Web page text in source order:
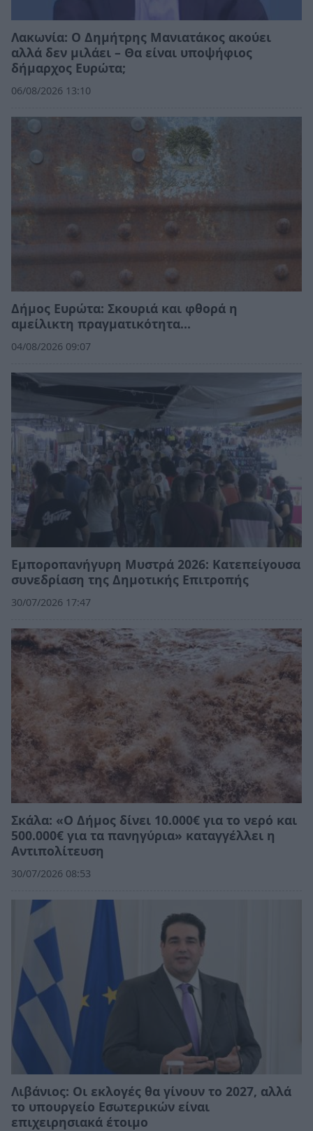
Λακωνία: Ο Δημήτρης Μανιατάκος ακούει
αλλά δεν μιλάει – Θα είναι υποψήφιος
δήμαρχος Ευρώτα;
06/08/2026 13:10
Δήμος Ευρώτα: Σκουριά και φθορά η
αμείλικτη πραγματικότητα…
04/08/2026 09:07
Εμποροπανήγυρη Μυστρά 2026: Κατεπείγουσα
συνεδρίαση της Δημοτικής Επιτροπής
30/07/2026 17:47
Σκάλα: «Ο Δήμος δίνει 10.000€ για το νερό και
500.000€ για τα πανηγύρια» καταγγέλλει η
Αντιπολίτευση
30/07/2026 08:53
Λιβάνιος: Οι εκλογές θα γίνουν το 2027, αλλά
το υπουργείο Εσωτερικών είναι
επιχειρησιακά έτοιμο